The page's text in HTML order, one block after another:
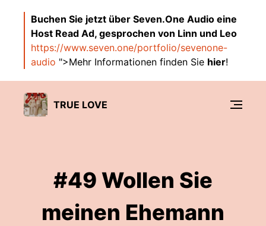
Buchen Sie jetzt über Seven.One Audio eine
Host Read Ad, gesprochen von Linn und Leo
https://www.seven.one/portfolio/sevenone-
audio ">Mehr Informationen finden Sie hier!
TRUE LOVE
#49 Wollen Sie
meinen Ehemann